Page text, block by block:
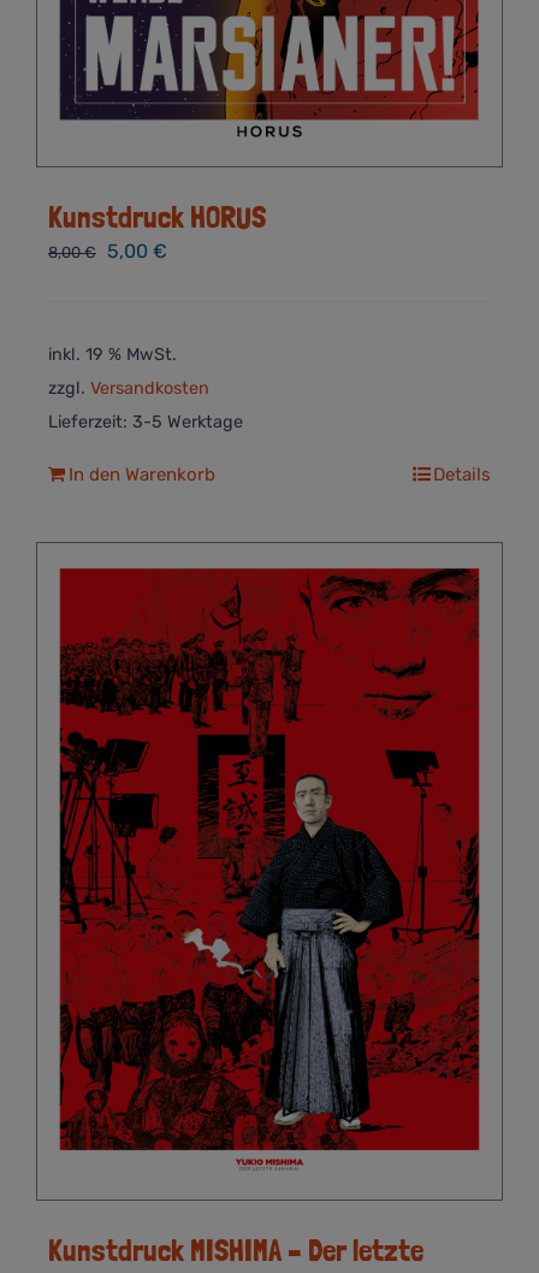
Kunstdruck HORUS
8,00€ Ursprünglicher
5,00 €
inkl. 19 % MwSt.
zzgl. Versandkosten
Lieferzeit: 3-5 Werktage
In den Warenkorb Details
Kunstdruck MISHIMA – Der letzte